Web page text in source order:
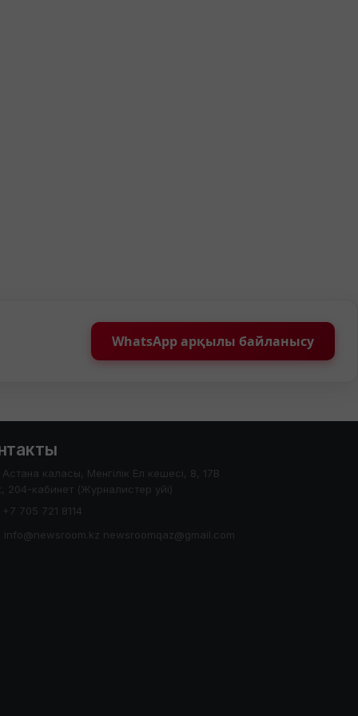
WhatsApp арқылы байланысу
Астана каласы, Менгілік Ел кешесі, 8, 17В
204-кабинет (Журналистер уйі)
+7 705 721 8114
info@newsroom.kz newsroomqaz@gmail.com